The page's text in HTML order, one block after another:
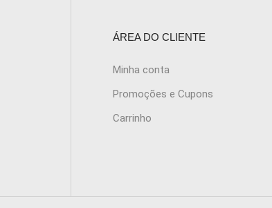
ÁREA DO CLIENTE
Minha conta
Promoções e Cupons
Carrinho